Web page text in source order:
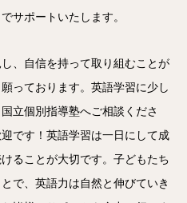
サポートいたします。
、自信を持って取り組むことが
っております。英語学習に少し
立個別指導塾へご相談くださ
です！英語学習は一日にして成
ることが大切です。子どもたち
で、英語力は自然と伸びていき